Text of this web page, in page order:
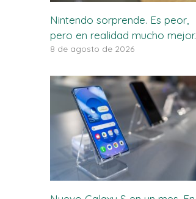
Nintendo sorprende. Es peor,
pero en realidad mucho mejor.
8 de agosto de 2026